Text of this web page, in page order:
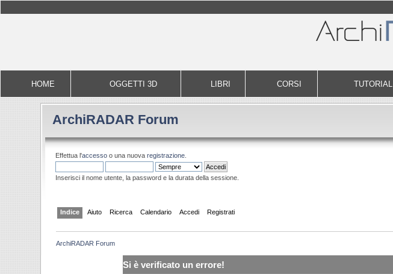
HOME OGGETTI 3D LIBRI CORSI TUTORIAL
ArchiRADAR Forum
Effettua l'accesso o una nuovaregistrazione.
Inserisci il nome utente, la password e la durata della sessione.
Indice Aiuto Ricerca Calendario Accedi Registrati
ArchiRADAR Forum
Si è verificato un errore!